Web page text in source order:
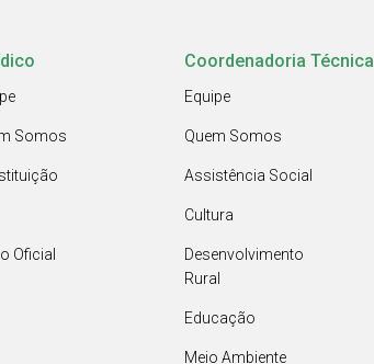
Somos
Oficial
Coordenadoria Técnica
Equipe
Quem Somos
Assistência Social
Cultura
Desenvolvimento
Rural
Educação
Meio Ambiente